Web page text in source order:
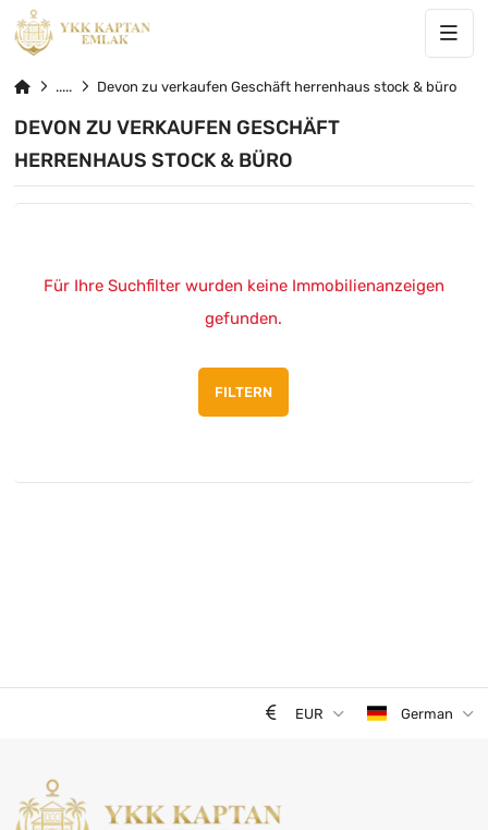
Devon zu verkaufen Geschäft herrenhaus stock & büro
DEVON ZU VERKAUFEN GESCHÄFT
HERRENHAUS STOCK & BÜRO
Für Ihre Suchfilter wurden keine Immobilienanzeigen
gefunden.
FILTERN
EUR German